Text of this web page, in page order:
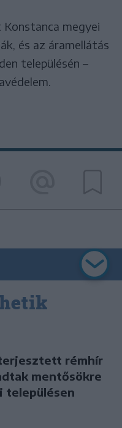
megyei
és az áramellátás
településén –
rémhír
mentősökre
településen